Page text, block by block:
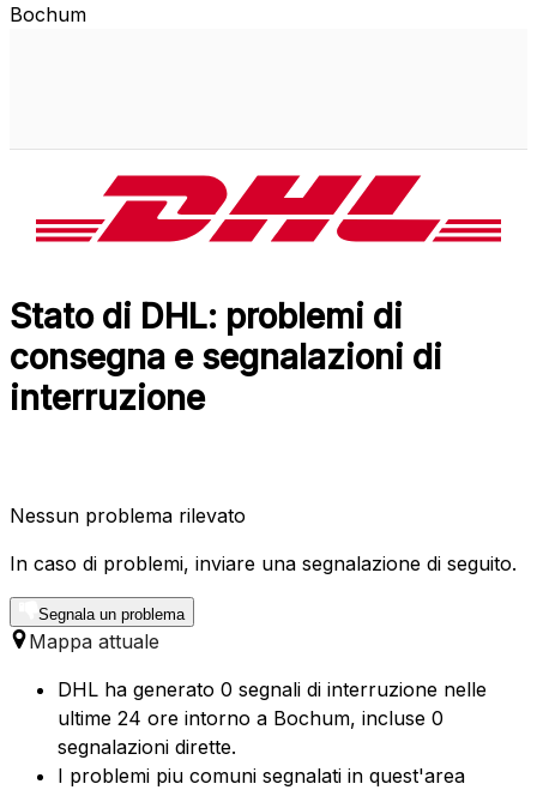
Bochum
Stato di DHL: problemi di
consegna e segnalazioni di
interruzione
Nessun problema rilevato
In caso di problemi, inviare una segnalazione di seguito.
Segnala un problema
Mappa attuale
DHL ha generato 0 segnali di interruzione nelle
ultime 24 ore intorno a Bochum, incluse 0
segnalazioni dirette.
I problemi piu comuni segnalati in quest'area